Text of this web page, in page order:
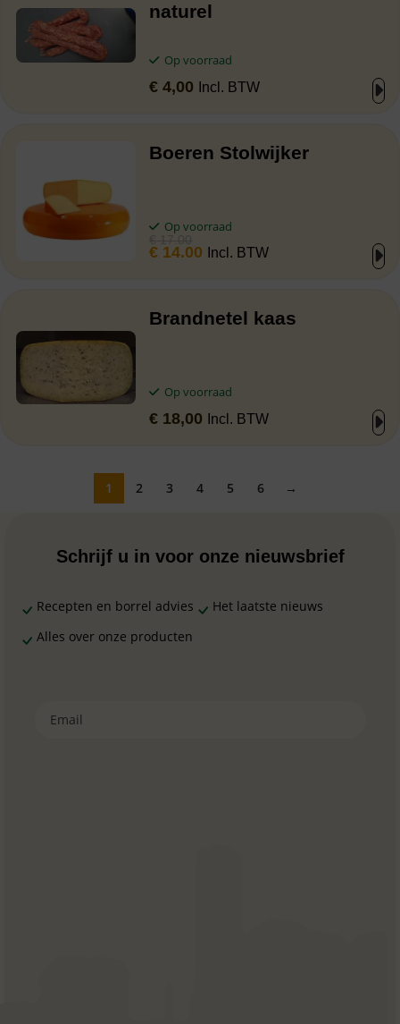
naturel
Op voorraad
€ 4,00 Incl. BTW
Boeren Stolwijker
Op voorraad
€ 14.00 Incl. BTW
Brandnetel kaas
Op voorraad
€ 18,00 Incl. BTW
1 2 3 4 5 6 →
Schrijf u in voor onze nieuwsbrief
Recepten en borrel advies
Het laatste nieuws
Alles over onze producten